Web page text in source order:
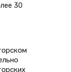
30